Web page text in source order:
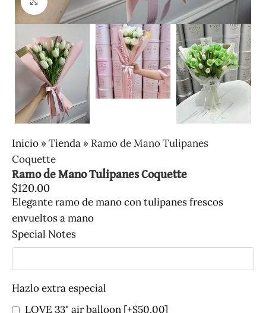
Inicio »Tienda » Ramo de Mano Tulipanes
Coquette
Ramo de Mano Tulipanes Coquette
$120.00
Elegante ramo de mano con tulipanes frescos
envueltos a mano
Special Notes
Hazlo extra especial
LOVE 33" air balloon [+$50.00]